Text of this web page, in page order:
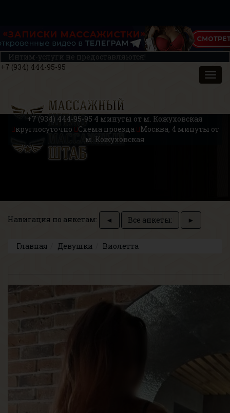
Интим-услуги не предоставляются!
+7 (934) 444-95-95
+7 (934) 444-95-95 4 минуты от м. Кожуховская
круглосуточно
Схема проезда
Москва, 4 минуты от
м. Кожуховская
Навигация по анкетам: ◄ Все анкеты: ►
Главная Девушки Виолетта